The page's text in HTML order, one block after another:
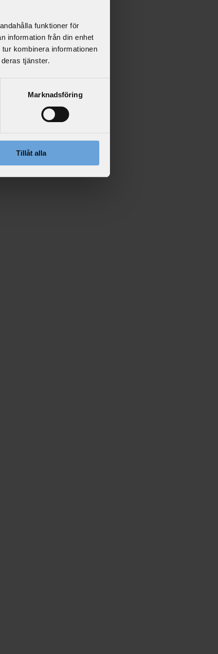
funktioner för
information från din enhet
kombinera informationen
tjänster.
Marknadsföring
Tillåt alla